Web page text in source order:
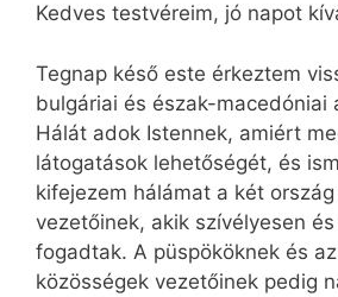
Kedves testvéreim, jó napot
Tegnap késő este érkeztem
bulgáriai és észak-macedóniai
Hálát adok Istennek, amiért
látogatások lehetőségét, és
kifejezem hálámat a két
vezetőinek, akik szívélyesen
fogadtak. A püspököknek és
közösségek vezetőinek pedig